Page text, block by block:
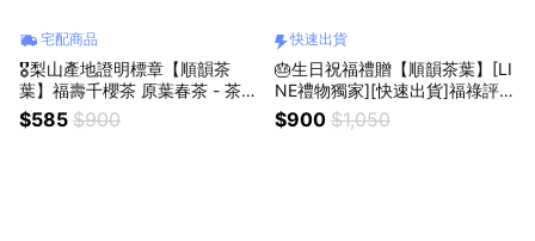
宅配商品
🎖️梨山產地證明標章【順韻茶
葉】福壽千櫻茶 原葉春茶 - 茶農
自營｜農藥檢驗通過｜產地認證
茶葉｜台灣高山茶｜青心烏龍｜
$585 $900
快速出貨
🎂生日祝福禮贈【順韻茶葉】[LI
NE禮物獨家][快速出貨]福祿評茶
組 - 皇韻福壽山85K｜順韻評鑑
茶具組｜茶葉套組｜生日禮物｜
$900 $1,050